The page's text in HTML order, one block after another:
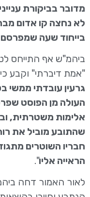
מדובר בביקורת
לא נחצה קו אדום
בייחוד שעה
ביהמ"ש אף התייחס
"אמת דיברתי" וקבע
גרעין עובדתי ממשי
העולה מן הפוסט
אלימות משטרתית,
שהתובע מוביל את
חבריו השוטרים
הראייה אליו".
לאור האמור דחה